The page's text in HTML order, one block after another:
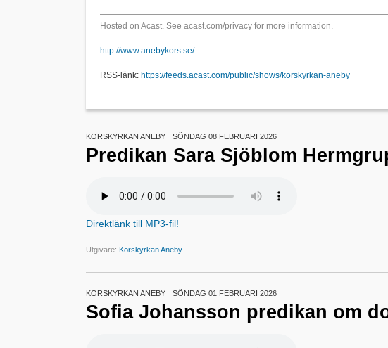
Hosted on Acast. See acast.com/privacy for more information.
http://www.anebykors.se/
RSS-länk: https://feeds.acast.com/public/shows/korskyrkan-aneby
KORSKYRKAN ANEBY SÖNDAG 08 FEBRUARI 2026
Predikan Sara Sjöblom
Direktlänk till MP3-fil!
Utgivare: Korskyrkan Aneby
KORSKYRKAN ANEBY SÖNDAG 01 FEBRUARI 2026
Sofia Johansson predikan om